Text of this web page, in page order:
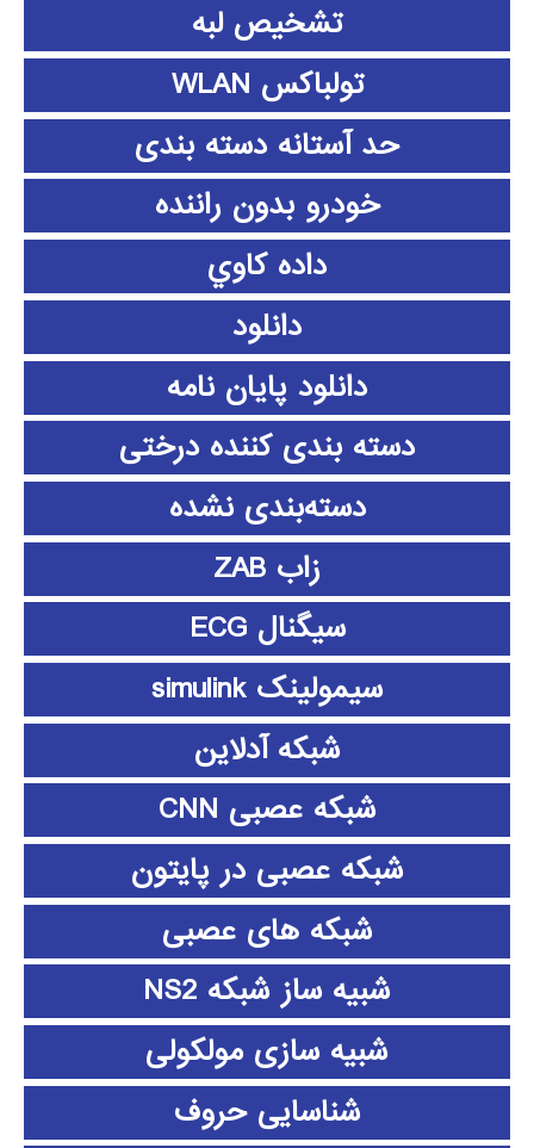
تشخیص لبه
تولباکس WLAN
حد آستانه دسته بندی
خودرو بدون راننده
داده كاوي
دانلود
دانلود پايان نامه
دسته بندی کننده درختی
دسته‌بندی نشده
زاب ZAB
سیگنال ECG
سیمولینک simulink
شبکه آدلاین
شبکه عصبی CNN
شبکه عصبی در پایتون
شبکه های عصبی
شبیه ساز شبکه NS2
شبیه سازی مولکولی
شناسایی حروف